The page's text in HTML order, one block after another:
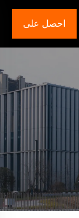
احصل على